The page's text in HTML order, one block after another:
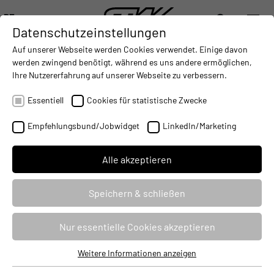
DE
DEUTSCH (DE)
ENGLISH (EN)
中文 (ZH)
DIGITALISIERUNG - CONNECTING THE WORLD OF MOBILE MACHINES
AUTOMATISIERUNG - IMPROVING MOBILE MACHINES
INTEGRATION
Arbeitsmaschinen - Funktional
sicher? Aber sicher!
Datenschutzeinstellungen
Auf unserer Webseite werden Cookies verwendet. Einige davon
werden zwingend benötigt, während es uns andere ermöglichen,
Ihre Nutzererfahrung auf unserer Webseite zu verbessern.
Essentiell Cookies für statistische Zwecke
Empfehlungsbund/Jobwidget LinkedIn/Marketing
Alle akzeptieren
Speichern & schließen
Nur essentielle Cookies akzeptieren
Weitere Informationen anzeigen